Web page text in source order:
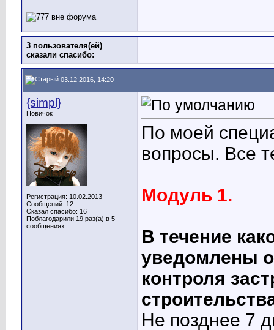
3 пользователя(ей)
сказали cпасибо:
03.12.2016, 14:20
{simpl}
Новичок
Регистрация: 10.02.2013
Сообщений: 12
Сказал спасибо: 16
Поблагодарили 19 раз(а) в 5
сообщениях
По моей
вопросы. Все
Модуль 1.
В течение
уведомлены
контроля
Не позднее 7